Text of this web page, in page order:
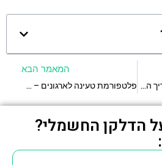
דלקן טעינה ארגוני – המדריך המלא לחיסכון בזמן ובכסף
המאמר הבא
פלטפורמת טעינה לארגונים – איך לבחור נכון?
הדלקן החשמלי?